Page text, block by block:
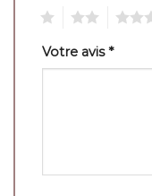
Votre avis*